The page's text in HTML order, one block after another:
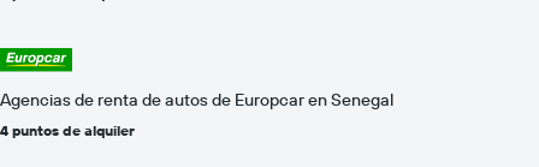
Agencias de renta de autos de Europcar en Senegal
4 puntos de alquiler